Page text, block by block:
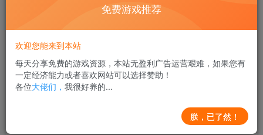
盟军敢死队:起源 STEAM官方豪华中文版+即时战术类游戏
+29.9G 04141023
免费游戏推荐
欢迎您能来到本站
每天分享免费的游戏资源，本站无盈利广告运营艰难，如果您有
一定经济能力或者喜欢网站可以选择赞助！
各位大佬们， 我很好养的...
朕，已了然！